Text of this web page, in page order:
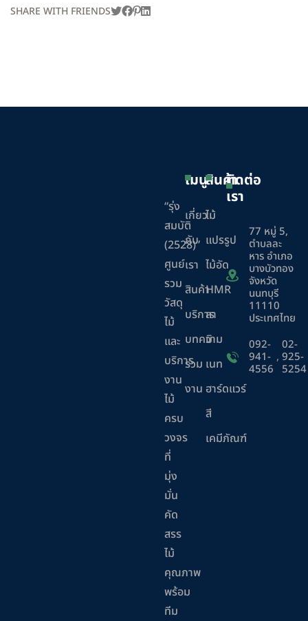
SHARE WITH FRIENDS
“รุ่ง
สมบัติ
(2528)”
ศูนย์
รวม
วัสดุ
ไม้
และ
บริการ
งาน
ไม้
ครบ
วงจร
ที่
มุ่ง
มั่น
คัด
สรร
ไม้
คุณภาพ
พร้อม
ทีม
เมนู
เกี่ยว
กับ
เรา
สินค้า
บริการ
บทความ
ร่วม
งาน
สินค้า
ไม้
แปรรูป
ไม้อัด
HMR
ลา
มิ
เนท
ฮาร์ดแวร์
สี
เคมีภัณฑ์
ติดต่อ
เรา
77 หมู่ 5,
ตำบลละ
หาร อำเภอ
บางบัวทอง
จังหวัด
นนทบุรี
11110
ประเทศไทย
092-
941-
4556
,
02-
925-
5254